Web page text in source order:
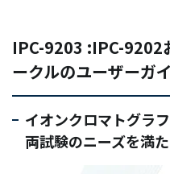
企業情報
IPC-9203 :IPC-9202
ークルのユーザーガ
イオンクロマトグラ
両試験のニーズを満